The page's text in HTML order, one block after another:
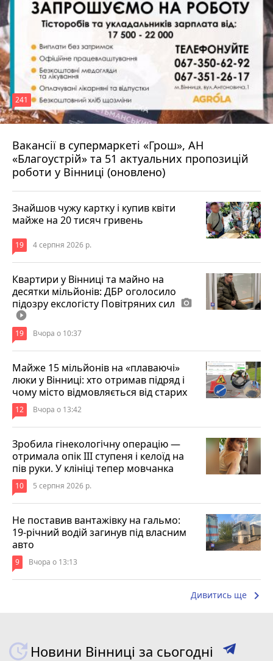
Вакансії в супермаркеті «Грош», АН
«Благоустрій» та 51 актуальних пропозицій
роботи у Вінниці (оновлено)
241
4 серпня 2026 р.
Знайшов чужу картку і купив квіти
майже на 20 тисяч гривень
19 4 серпня 2026 р.
Квартири у Вінниці та майно на
десятки мільйонів: ДБР оголосило
підозру екслогісту Повітряних сил photo_camera
play_circle_filled
19 Вчора о 10:37
Майже 15 мільйонів на «плаваючі»
люки у Вінниці: хто отримав підряд і
чому місто відмовляється від старих
12 Вчора о 13:42
Зробила гінекологічну операцію —
отримала опік ІІІ ступеня і келоїд на
пів руки. У клініці тепер мовчанка
10 5 серпня 2026 р.
Не поставив вантажівку на гальмо:
19-річний водій загинув під власним
авто
9 Вчора о 13:13
Дивитись ще keyboard_arrow_right
Новини Вінниці за сьогодні